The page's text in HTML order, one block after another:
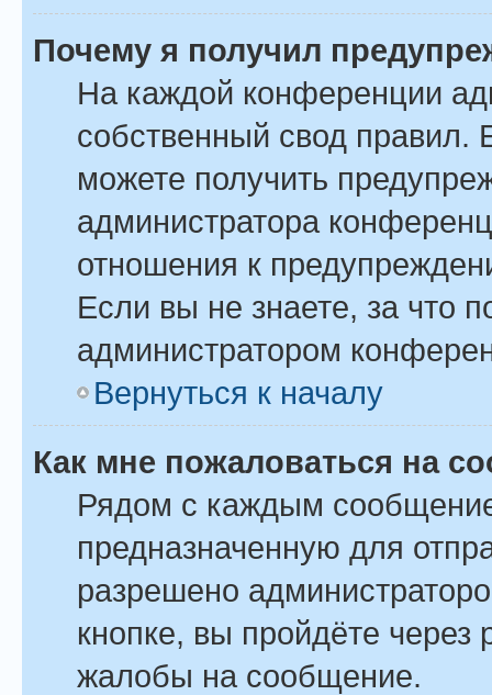
Почему я получил
На каждой конференции
собственный свод
можете получить
администратора
отношения к
Если вы не знаете, за что
администратором
Вернуться к началу
Как мне пожаловаться на
Рядом с каждым
предназначенную для
разрешено
кнопке, вы пройдёте
жалобы на сообщение.